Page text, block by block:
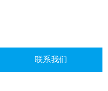
联系我们